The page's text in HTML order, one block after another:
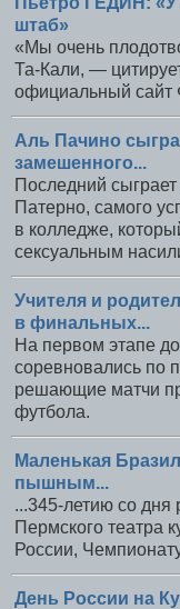
штаб»
«Мы очень
Та-Кали, —
официальный сайт
Аль Пачино
замешенного...
Последний
Патерно, самого
в колледже,
сексуальным
Учителя и
в финальных...
На первом этапе
соревновались по
решающие матчи
футбола.
Маленькая
пышным...
...345-летию со
Пермского театра
России,
День России на